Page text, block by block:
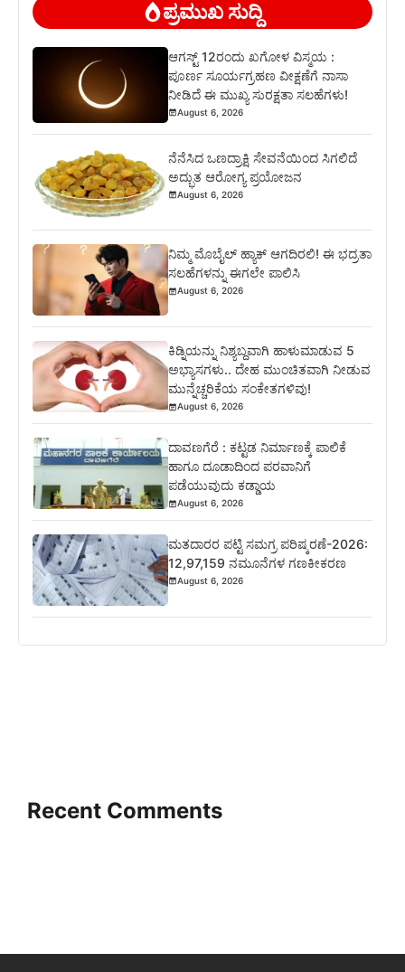
ಪ್ರಮುಖ ಸುದ್ದಿ
ಆಗಸ್ಟ್ 12ರಂದು ಖಗೋಳ ವಿಸ್ಮಯ :
ಪೂರ್ಣ ಸೂರ್ಯಗ್ರಹಣ ವೀಕ್ಷಣೆಗೆ ನಾಸಾ
ನೀಡಿದೆ ಈ ಮುಖ್ಯ ಸುರಕ್ಷತಾ ಸಲಹೆಗಳು!
August 6, 2026
ನೆನೆಸಿದ ಒಣದ್ರಾಕ್ಷಿ ಸೇವನೆಯಿಂದ ಸಿಗಲಿದೆ
ಅದ್ಭುತ ಆರೋಗ್ಯ ಪ್ರಯೋಜನ
August 6, 2026
ನಿಮ್ಮ ಮೊಬೈಲ್ ಹ್ಯಾಕ್ ಆಗದಿರಲಿ! ಈ ಭದ್ರತಾ
ಸಲಹೆಗಳನ್ನು ಈಗಲೇ ಪಾಲಿಸಿ
August 6, 2026
ಕಿಡ್ನಿಯನ್ನು ನಿಶ್ಯಬ್ದವಾಗಿ ಹಾಳುಮಾಡುವ 5
ಅಭ್ಯಾಸಗಳು.. ದೇಹ ಮುಂಚಿತವಾಗಿ ನೀಡುವ
ಮುನ್ನೆಚ್ಚರಿಕೆಯ ಸಂಕೇತಗಳಿವು!
August 6, 2026
ದಾವಣಗೆರೆ : ಕಟ್ಟಡ ನಿರ್ಮಾಣಕ್ಕೆ ಪಾಲಿಕೆ
ಹಾಗೂ ದೂಡಾದಿಂದ ಪರವಾನಿಗೆ
ಪಡೆಯುವುದು ಕಡ್ಡಾಯ
August 6, 2026
ಮತದಾರರ ಪಟ್ಟಿ ಸಮಗ್ರ ಪರಿಷ್ಕರಣೆ-2026:
12,97,159 ನಮೂನೆಗಳ ಗಣಕೀಕರಣ
August 6, 2026
Recent Comments